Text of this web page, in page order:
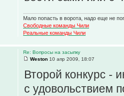
Мало попасть в ворота, надо еще не
Свободные команды Чили
Реальные команды Чили
Re: Вопросы на засыпку
Weston 10 апр 2009, 18:07
Второй конкурс -
с удовольствием